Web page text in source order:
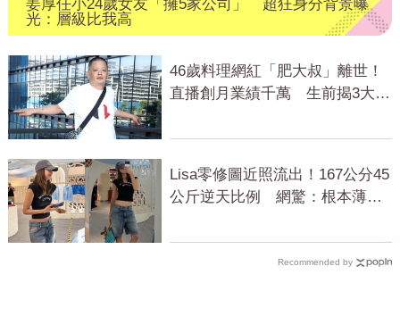
姜厚任小24歲女友「擁5家公司」 超狂身分背景曝
光：層級比我高
46歲料理網紅「肥大叔」離世！
直播創月業績千萬 生前揭3大成
Lisa零修圖近照流出！167公分45
公斤逆天比例 網驚：根本薄到
Recommended by